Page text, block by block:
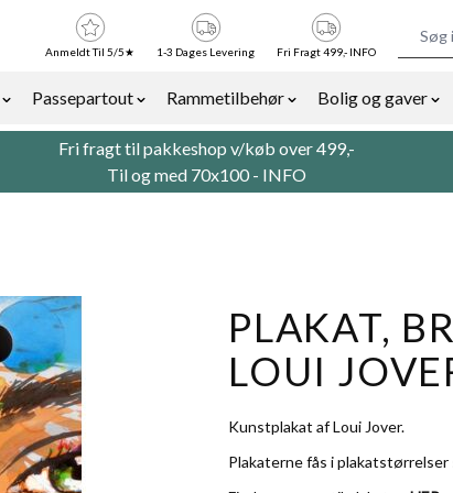
Passepartout
Rammetilbehør
Bolig og gaver
Anmeldt Til 5/5★ 1-3 Dages Levering Fri Fragt 499,- INFO
Fri fragt til pakkeshop v/køb over 499,-
Til og med 70x100 - INFO
PLAKAT,
LOUI
Kunstplakat af Loui Jover.
Plakaterne fås i